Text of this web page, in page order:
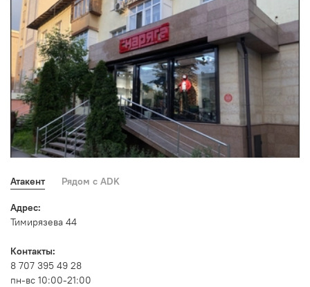
Атакент Рядом с ADK
Адрес:
Тимирязева 44
Контакты:
8 707 395 49 28
пн-вс 10:00-21:00